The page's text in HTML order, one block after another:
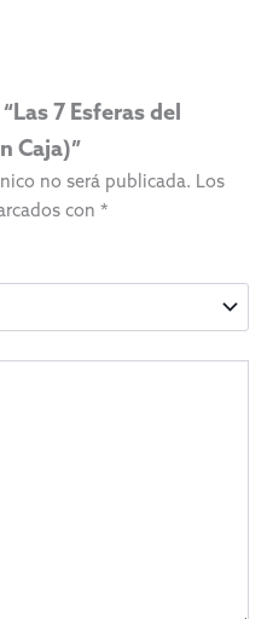
7 Esferas del
Caja)”
no será publicada. Los
con *